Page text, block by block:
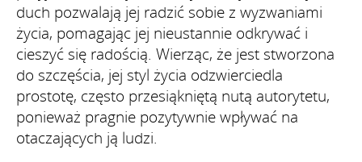
duch pozwalają jej radzić sobie z wyzwaniami
życia, pomagając jej nieustannie odkrywać i
cieszyć się radością. Wierząc, że jest stworzona
do szczęścia, jej styl życia odzwierciedla
prostotę, często przesiąkniętą nutą autorytetu,
ponieważ pragnie pozytywnie wpływać na
otaczających ją ludzi.